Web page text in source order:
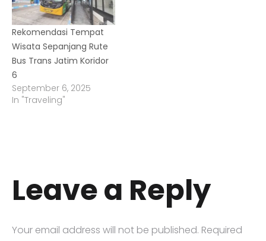
Rekomendasi Tempat
Wisata Sepanjang Rute
Bus Trans Jatim Koridor
6
September 6, 2025
In "Traveling"
Leave a Reply
Your email address will not be published. Required